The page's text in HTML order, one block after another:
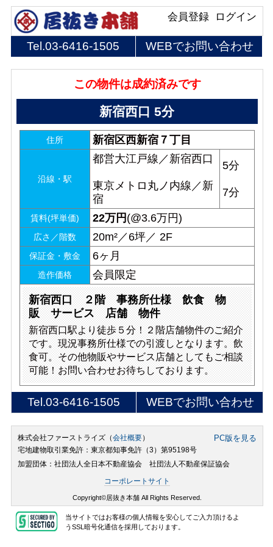
ログイン
会員登録
Tel.03-6416-1505 WEBでお問い合わせ
この物件は成約済みです
新宿西口 5分
住所 新宿区西新宿７丁目
沿線・駅
都営大江戸線／新宿西口
東京メトロ丸ノ内線／新
宿
5分
7分
賃料(坪単価) 22万円 (@3.6万円)
広さ／階数 20m²／6坪／ 2F
保証金・敷金 6ヶ月
造作価格 会員限定
新宿西口 ２階 事務所仕様 飲食 物
販 サービス 店舗 物件
新宿西口駅より徒歩５分！２階店舗物件のご紹介
です。現況事務所仕様での引渡しとなります。飲
食可。その他物販やサービス店舗としてもご相談
可能！お問い合わせお待ちしております。
Tel.03-6416-1505 WEBでお問い合わせ
株式会社ファーストライズ（会社概要） PC版を見る
宅地建物取引業免許：東京都知事免許（3）第95198号
加盟団体：社団法人全日本不動産協会 社団法人不動産保証協会
コーポレートサイト
Copyright©居抜き本舗 All Rights Reserved.
当サイトではお客様の個人情報を安心してご入力頂けるよ
うSSL暗号化通信を採用しております。